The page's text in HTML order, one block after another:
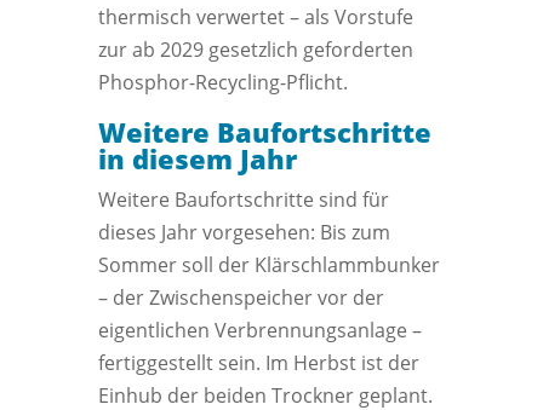
thermisch verwertet – als Vorstufe
zur ab 2029 gesetzlich geforderten
Phosphor-Recycling-Pflicht.
Weitere Baufortschritte
in diesem Jahr
Weitere Baufortschritte sind für
dieses Jahr vorgesehen: Bis zum
Sommer soll der Klärschlammbunker
– der Zwischenspeicher vor der
eigentlichen Verbrennungsanlage –
fertiggestellt sein. Im Herbst ist der
Einhub der beiden Trockner geplant.